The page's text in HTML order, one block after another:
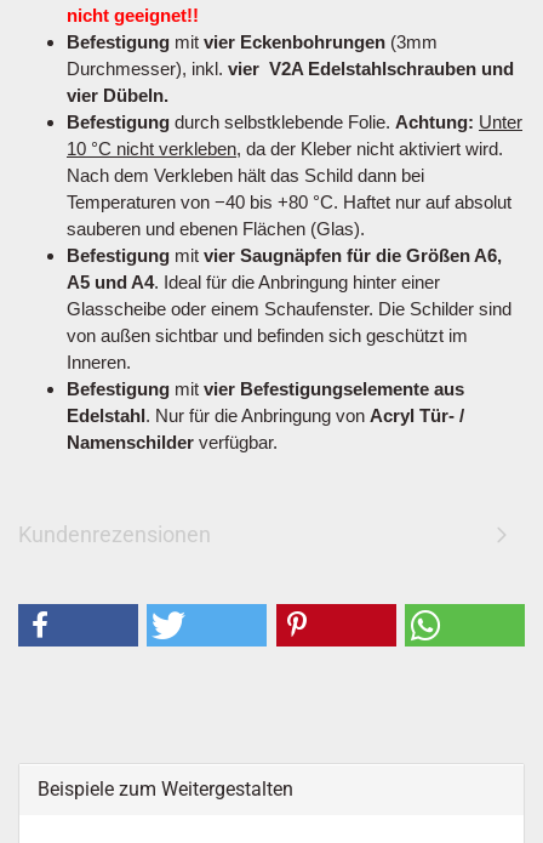
nicht geeignet!!
Befestigung mit vier Eckenbohrungen (3mm
Durchmesser), inkl. vier V2A Edelstahlschrauben und
vier Dübeln.
Befestigung durch selbstklebende Folie. Achtung: Unter
10 °C nicht verkleben, da der Kleber nicht aktiviert wird.
Nach dem Verkleben hält das Schild dann bei
Temperaturen von −40 bis +80 °C. Haftet nur auf absolut
sauberen und ebenen Flächen (Glas).
Befestigung mit vier Saugnäpfen für die Größen A6,
A5 und A4. Ideal für die Anbringung hinter einer
Glasscheibe oder einem Schaufenster. Die Schilder sind
von außen sichtbar und befinden sich geschützt im
Inneren.
Befestigung mit vier Befestigungselemente aus
Edelstahl. Nur für die Anbringung von Acryl Tür- /
Namenschilder verfügbar.
Kundenrezensionen
Beispiele zum Weitergestalten